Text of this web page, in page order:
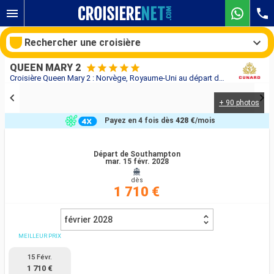
Croisière Queen Mary 2 : Norvège, Royaume-Uni au départ de Southampton
QUEEN MARY 2
+ 90 photos
Départ de Southampton
mar. 15 févr. 2028
dès
1 710 €
Payez en 4 fois dès 428 €/mois
février 2028
MEILLEUR PRIX
15 Févr.
1 710 €
Rechercher une croisière
Compagnies
Rechercher